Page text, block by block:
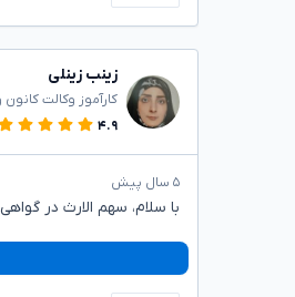
زینب زینلی
کارآموز وکالت
۴.۹
۵ سال پیش
با سلام، سهم الارث در